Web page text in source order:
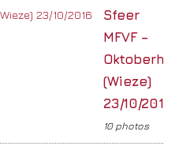
Sfeer
MFVF –
(Wieze)
23/10/2016
10 photos